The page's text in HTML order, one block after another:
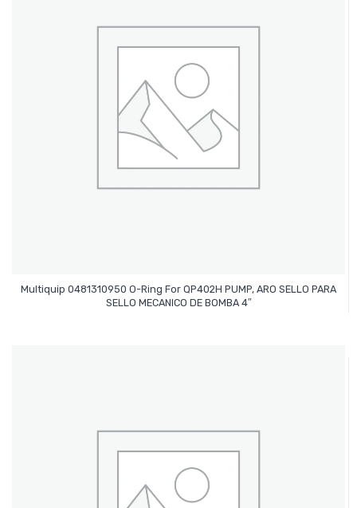
Multiquip 0481310950 O-Ring For QP402H PUMP, ARO SELLO PARA
SELLO MECANICO DE BOMBA 4″
Leer Más